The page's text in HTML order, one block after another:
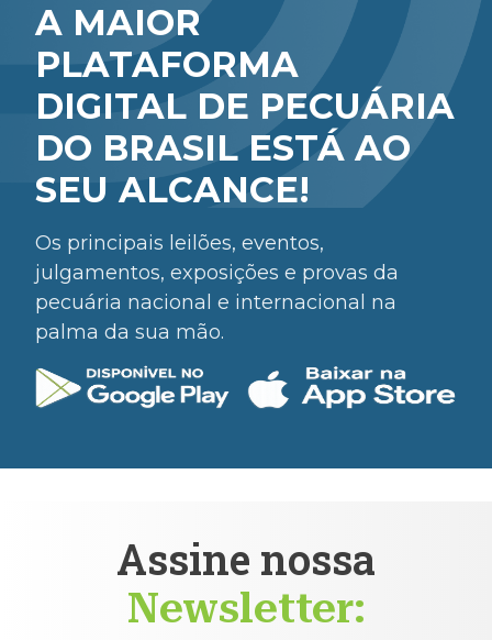
A MAIOR
PLATAFORMA
DIGITAL DE PECUÁRIA
DO BRASIL ESTÁ AO
SEU ALCANCE!
Os principais leilões, eventos,
julgamentos, exposições e provas da
pecuária nacional e internacional na
palma da sua mão.
Assine nossa
Newsletter: